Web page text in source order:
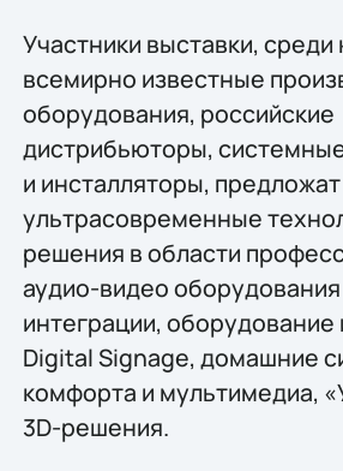
Участники выставки, среди
всемирно известные
оборудования, российские
дистрибьюторы,
и инсталляторы,
ультрасовременные
решения в области
аудио-видео
интеграции,
Digital Signage, домашние
комфорта и мультимедиа,
3D-решения.